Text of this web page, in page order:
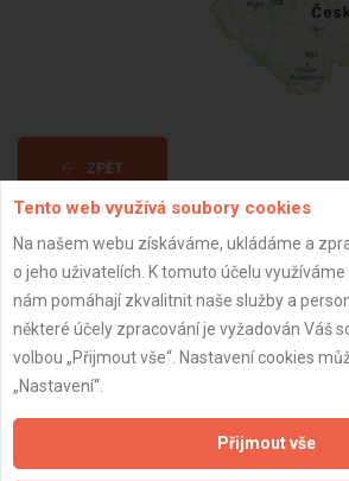
ZPĚT
Aktualizováno z portálu ARES dne
Naše firmy a řemeslníci
Zpracování a ochrana
Tento web využívá soubory cookies
Na našem webu získáváme, ukládáme a
o jeho uživatelích. K tomuto účelu
nám pomáhají zkvalitnit naše služby a
některé účely zpracování je vyžadován Váš
volbou „Přijmout vše“. Nastavení cookies
„Nastavení“.
Přijmout vše